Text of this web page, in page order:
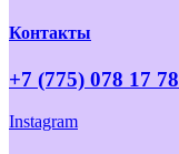
Контакты
+7 (775) 078 17 78
Instagram